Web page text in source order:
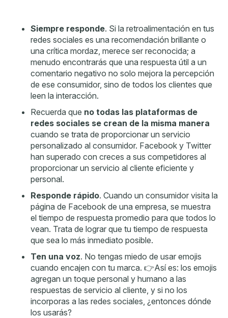
Siempre responde. Si la retroalimentación en tus
redes sociales es una recomendación brillante o
una crítica mordaz, merece ser reconocida; a
menudo encontrarás que una respuesta útil a un
comentario negativo no solo mejora la percepción
de ese consumidor, sino de todos los clientes que
leen la interacción.
Recuerda que no todas las plataformas de
redes sociales se crean de la misma manera
cuando se trata de proporcionar un servicio
personalizado al consumidor. Facebook y Twitter
han superado con creces a sus competidores al
proporcionar un servicio al cliente eficiente y
personal.
Responde rápido. Cuando un consumidor visita la
página de Facebook de una empresa, se muestra
el tiempo de respuesta promedio para que todos lo
vean. Trata de lograr que tu tiempo de respuesta
que sea lo más inmediato posible.
Ten una voz. No tengas miedo de usar emojis
cuando encajen con tu marca. 👉Así es: los emojis
agregan un toque personal y humano a las
respuestas de servicio al cliente, y si no los
incorporas a las redes sociales, ¿entonces dónde
los usarás?